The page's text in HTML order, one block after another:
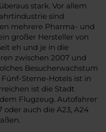
stark. Vor allem
sind
mehrere Pharma- und
großer Hersteller von
eh und je in die
zwischen 2007 und
Besucherwachstum
Sterne-Hotels ist in
ist die Stadt
Flugzeug. Autofahrer
oder auch die A23, A24